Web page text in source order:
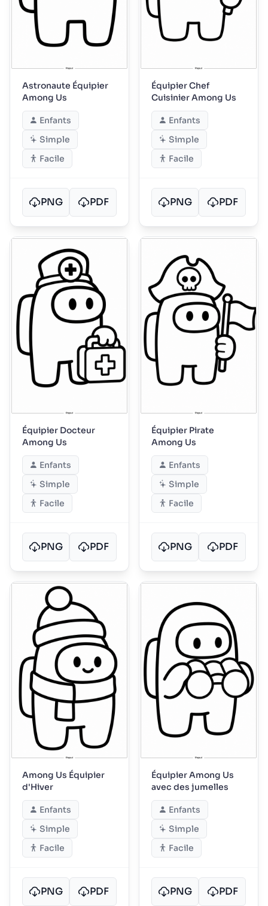
Astronaute Équipier
Among Us
Enfants
Simple
Facile
PNG PDF
Équipier Chef
Cuisinier Among Us
Enfants
Simple
Facile
PNG PDF
Équipier Docteur
Among Us
Enfants
Simple
Facile
PNG PDF
Équipier Pirate
Among Us
Enfants
Simple
Facile
PNG PDF
Among Us Équipier
d'Hiver
Enfants
Simple
Facile
PNG PDF
Équipier Among Us
avec des jumelles
Enfants
Simple
Facile
PNG PDF